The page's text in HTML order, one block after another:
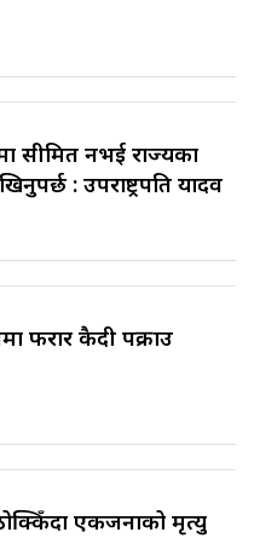
सीमित नभई राज्यका
: उपराष्ट्रपति यादव
फरार कैदी पक्राउ
एकजनाको मृत्यु